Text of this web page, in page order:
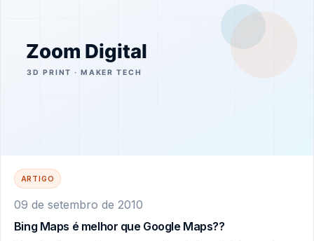
ARTIGO
09 de setembro de 2010
Bing Maps é melhor que Google Maps??